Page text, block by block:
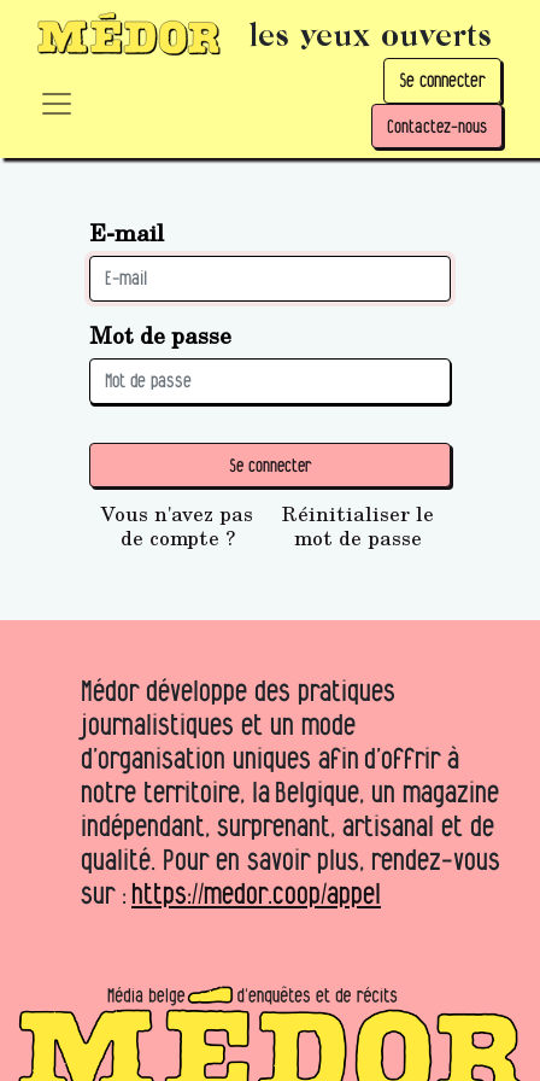
les yeux ouverts
Se connecter
Contactez-nous
E-mail
Mot de passe
Se connecter
Vous n'avez pas
de compte ?
Réinitialiser le
mot de passe
Médor développe des pratiques
journalistiques et un mode
d’organisation uniques afin d’offrir à
notre territoire, la Belgique, un magazine
indépendant, surprenant, artisanal et de
qualité. Pour en savoir plus, rendez-vous
sur : https://medor.coop/appel